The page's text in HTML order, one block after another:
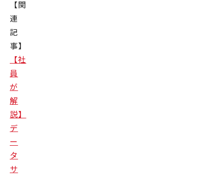
【関
連
記
事】
【社
員
が
解
説】
デ
ー
タ
サ